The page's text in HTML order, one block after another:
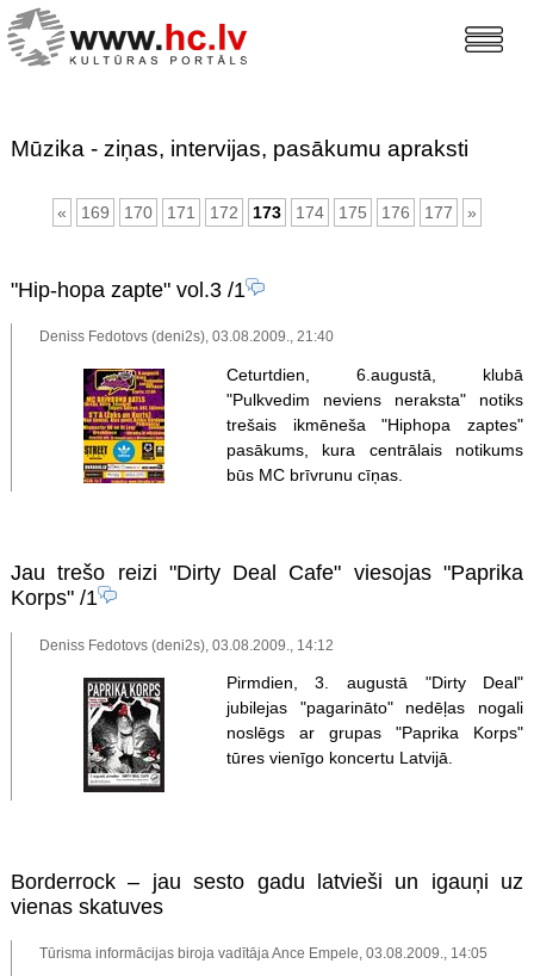
Mūzika - ziņas, intervijas, pasākumu apraksti
« 169 170 171 172 173 174 175 176 177 »
"Hip-hopa zapte" vol.3/1
Deniss Fedotovs (deni2s), 03.08.2009., 21:40
Ceturtdien, 6.augustā, klubā
"Pulkvedim neviens neraksta" notiks
trešais ikmēneša "Hiphopa zaptes"
pasākums, kura centrālais notikums
būs MC brīvrunu cīņas.
Jau trešo reizi "Dirty Deal Cafe" viesojas "Paprika
Korps"/1
Deniss Fedotovs (deni2s), 03.08.2009., 14:12
Pirmdien, 3. augustā "Dirty Deal"
jubilejas "pagarināto" nedēļas nogali
noslēgs ar grupas "Paprika Korps"
tūres vienīgo koncertu Latvijā.
Borderrock – jau sesto gadu latvieši un igauņi uz
vienas skatuves
Tūrisma informācijas biroja vadītāja Ance Empele, 03.08.2009., 14:05